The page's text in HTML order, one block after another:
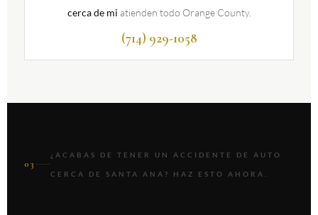
cerca de mi atienden todo Orange County.
(714) 929-1058
03
¿ACABAS DE TENER UN ACCIDENTE DE AUTO
CERCA DE SANTA ANA? HAZ ESTO AHORA.